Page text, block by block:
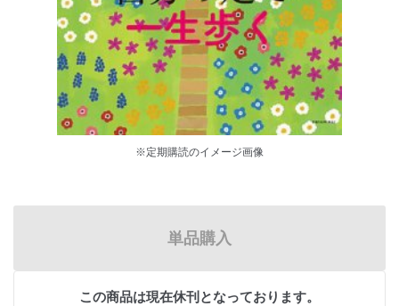
※定期購読のイメージ画像
単品購入
この商品は現在休刊となっております。